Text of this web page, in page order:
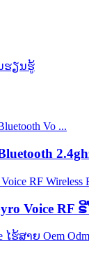
ຮຽນຮູ້
Voice